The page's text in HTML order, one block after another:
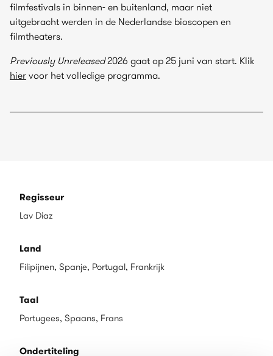
filmfestivals in binnen- en buitenland, maar niet
uitgebracht werden in de Nederlandse bioscopen en
filmtheaters.
Previously Unreleased2026 gaat op 25 juni van start. Klik
hier voor het volledige programma.
Regisseur
Lav Diaz
Land
Filipijnen, Spanje, Portugal, Frankrijk
Taal
Portugees, Spaans, Frans
Ondertiteling